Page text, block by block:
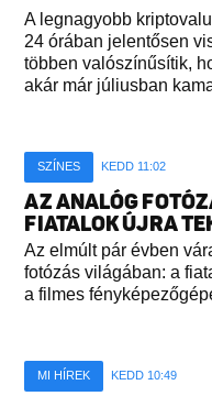
A legnagyobb
24 órában jelentősen
többen valószínűsítik,
akár már júliusban
SZÍNES KEDD 11:02
AZ ANALÓG
FIATALOK ÚJRA
Az elmúlt pár évben
fotózás világában: a
a filmes
MI HÍREK KEDD 10:49